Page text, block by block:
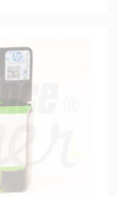
notre actualité et
de 5€